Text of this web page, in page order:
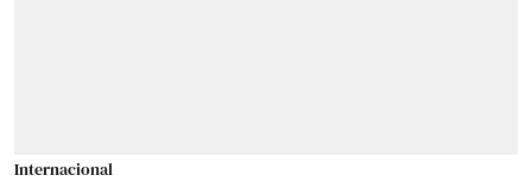
Internacional